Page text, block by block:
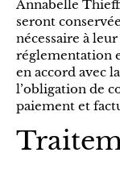
Annabelle
seront
nécessaire à
réglementation
en accord avec
l’obligation de
paiement et